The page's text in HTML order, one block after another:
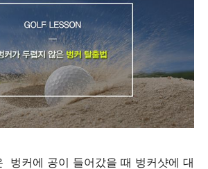
벙커에 공이 들어갔을 때 벙커샷에 대